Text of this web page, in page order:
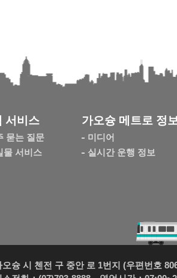
서비스
묻는 질문
물 서비스
가오슝 메트로 정
미디어
실시간 운행 정보
슝 시 첸전 구 중안 로 1번지 (우편번호